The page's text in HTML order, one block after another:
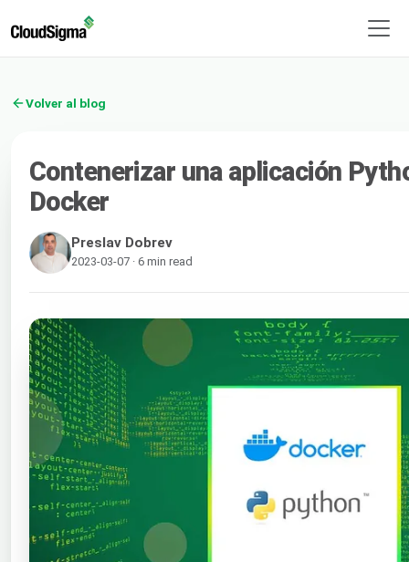
Volver al blog
Contenerizar una aplicación
Docker
Preslav Dobrev
2023-03-07 · 6 min read